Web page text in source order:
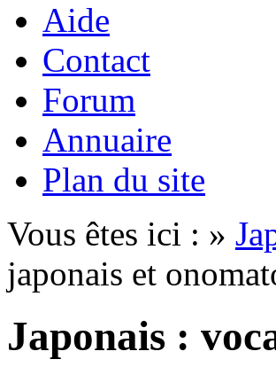
Aide
Contact
Forum
Annuaire
Plan du site
Vous êtes ici : »
japonais et
Japonais :